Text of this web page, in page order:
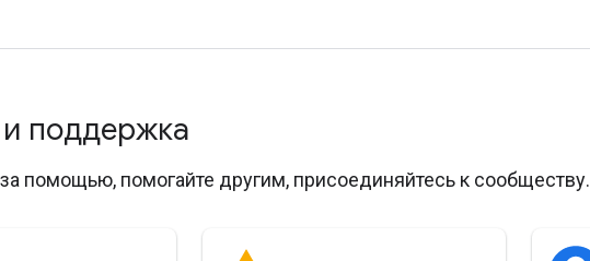
и поддержка
за помощью, помогайте другим, присоединяйтесь к сообществу.